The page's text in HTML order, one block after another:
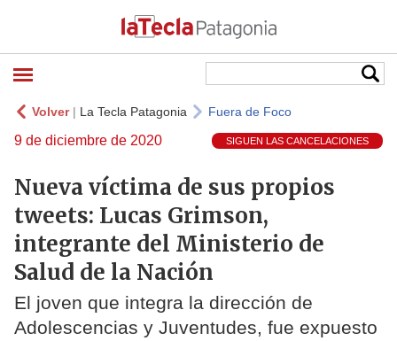
Volver| La Tecla Patagonia Fuera de Foco
9 de diciembre de 2020 SIGUEN LAS CANCELACIONES
Nueva víctima de sus propios
tweets: Lucas Grimson,
integrante del Ministerio de
Salud de la Nación
El joven que integra la dirección de
Adolescencias y Juventudes, fue expuesto